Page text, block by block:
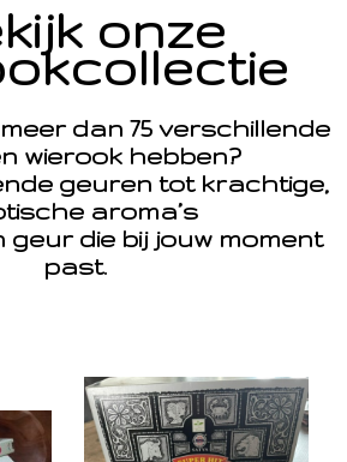
onze
dan 75 verschillende
wierook hebben?
geuren tot krachtige,
aroma’s
geur die bij jouw moment
past.